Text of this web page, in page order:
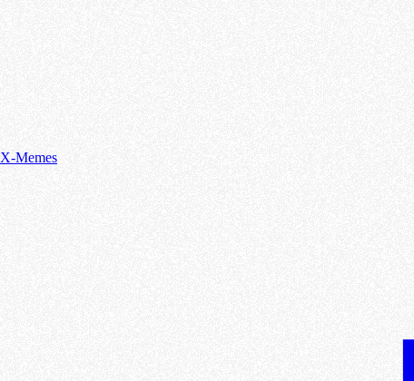
X-Memes